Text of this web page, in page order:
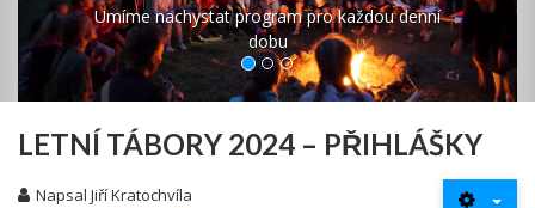
Umíme nachystat program pro každou denní
dobu
LETNÍ TÁBORY 2024 – PŘIHLÁŠKY
NapsalJiří Kratochvíla